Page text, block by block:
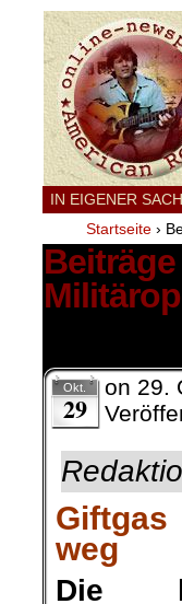
IN EIGENER
Startseite ›
Okt.
29
on 29.
weg
Die